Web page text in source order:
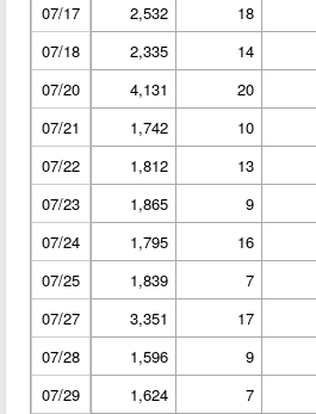
07/17
2,532 18
07/18
2,335 14
07/20
4,131 20
07/21
1,742 10
07/22
1,812 13
07/23
1,865 9
07/24
1,795 16
07/25
1,839 7
07/27
3,351 17
07/28
1,596 9
07/29
1,624 7